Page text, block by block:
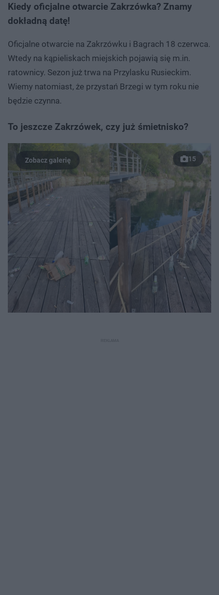
Kiedy oficjalne otwarcie Zakrzówka? Znamy
dokładną datę!
Oficjalne otwarcie na Zakrzówku i Bagrach 18 czerwca.
Wtedy na kąpieliskach miejskich pojawią się m.in.
ratownicy. Sezon już trwa na Przylasku Rusieckim.
Wiemy natomiast, że przystań Brzegi w tym roku nie
będzie czynna.
To jeszcze Zakrzówek, czy już śmietnisko?
15